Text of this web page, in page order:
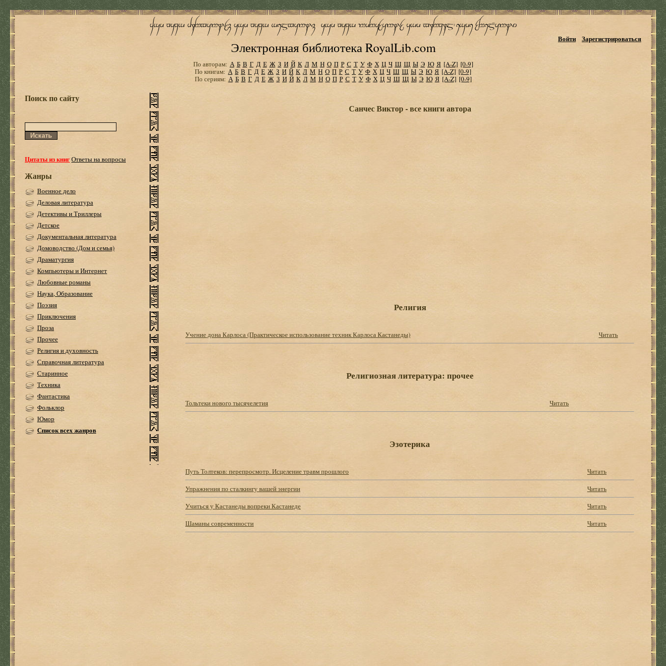
Электронная библиотека RoyalLib.com
Войти Зарегистрироваться
По авторам: А Б В Г Д Е Ж З И Й К Л М Н О П Р С Т У Ф Х Ц Ч Ш Щ Ы Э Ю Я [A-Z] [0-9]
По книгам: А Б В Г Д Е Ж З И Й К Л М Н О П Р С Т У Ф Х Ц Ч Ш Щ Ы Э Ю Я [A-Z] [0-9]
По сериям: А Б В Г Д Е Ж З И Й К Л М Н О П Р С Т У Ф Х Ц Ч Ш Щ Ы Э Ю Я [A-Z] [0-9]
Поиск по сайту
Цитаты из книгОтветы на вопросы
Жанры
Военное дело
Деловая литература
Детективы и Триллеры
Детское
Документальная литература
Домоводство (Дом и семья)
Драматургия
Компьютеры и Интернет
Любовные романы
Наука, Образование
Поэзия
Приключения
Проза
Прочее
Религия и духовность
Справочная литература
Старинное
Техника
Фантастика
Фольклор
Юмор
Список всех жанров
Санчес Виктор - все книги автора
Религия
Учение дона Карлоса (Практическое использование техник Карлоса Кастанеды) Читать
Религиозная литература: прочее
Тольтеки нового тысячелетия Читать
Эзотерика
Путь Толтеков: перепросмотр. Исцеление травм прошлого
Читать
Упражнения по сталкингу вашей энергии
Читать
Учиться у Кастанеды вопреки Кастанеде
Читать
Шаманы современности
Читать